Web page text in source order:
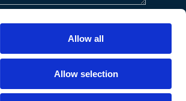
Allow all
Allow selection